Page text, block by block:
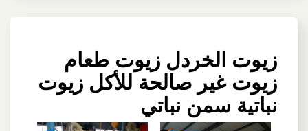
زيوت الخردل زيوت طعام
زيوت غير صالحة للأكل زيوت
نباتية سمن نباتي